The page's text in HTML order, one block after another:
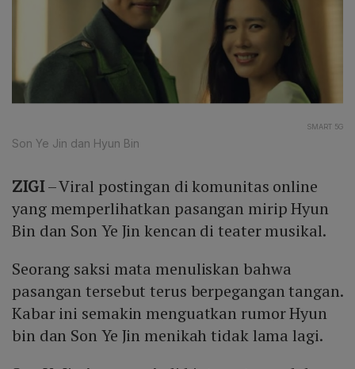
SMART 5G
Son Ye Jin dan Hyun Bin
ZIGI– Viral postingan di komunitas online
yang memperlihatkan pasangan mirip Hyun
Bin dan Son Ye Jin kencan di teater musikal.
Seorang saksi mata menuliskan bahwa
pasangan tersebut terus berpegangan tangan.
Kabar ini semakin menguatkan rumor Hyun
bin dan Son Ye Jin menikah tidak lama lagi.